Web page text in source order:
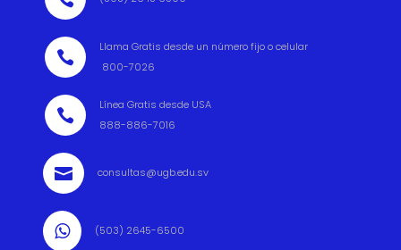

Llama Gratis desde un número fijo o celular
800-7026

Línea Gratis desde USA
888-886-7016
 consultas@ugb.edu.sv
 (503) 2645-6500